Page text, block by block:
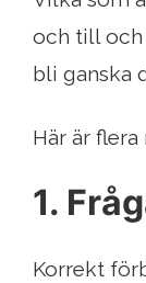
och till
bli ganska
Här är
1.
Korrekt